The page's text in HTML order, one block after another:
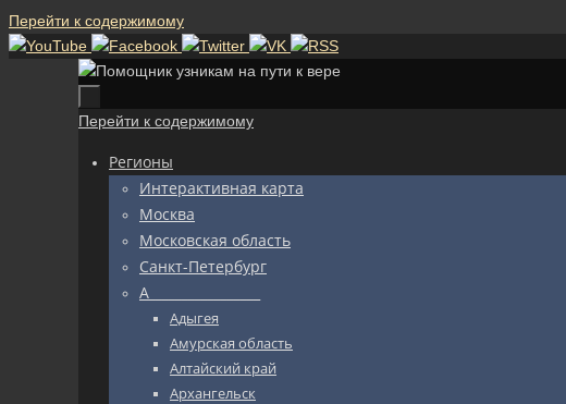
Перейти к содержимому
Перейти к содержимому
Регионы
Интерактивная карта
Москва
Московская область
Санкт-Петербург
А_________________
Адыгея
Амурская область
Алтайский край
Архангельск